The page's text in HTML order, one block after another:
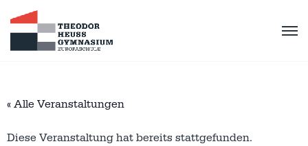
« Alle Veranstaltungen
Diese Veranstaltung hat bereits stattgefunden.